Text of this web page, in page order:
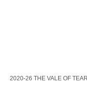
2020-26 THE VALE OF